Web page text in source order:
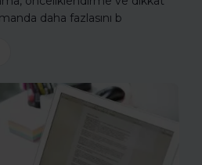
daha fazlasını b